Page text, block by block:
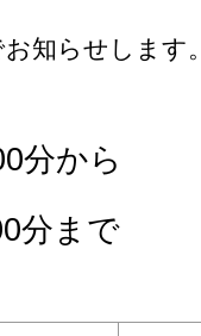
知らせします。
分から
まで